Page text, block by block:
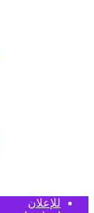
للإعلان